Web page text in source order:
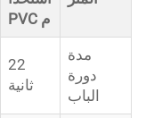
م PVC
مدة
دورة
الباب
22
ثانية